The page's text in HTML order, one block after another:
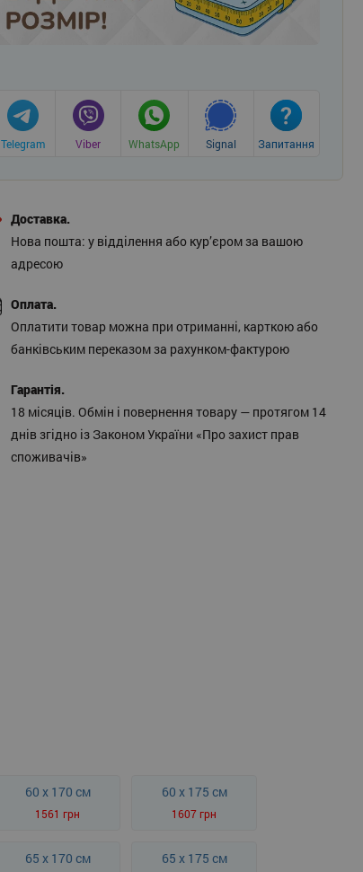
Telegram Viber WhatsApp Signal Запитання
Доставка.
Нова пошта: у відділення або кур’єром за вашою
адресою
Оплата.
Оплатити товар можна при отриманні, карткою або
банківським переказом за рахунком-фактурою
Гарантія.
18 місяців. Обмін і повернення товару — протягом 14
днів згідно із Законом України «Про захист прав
споживачів»
60 x 170 см
1561 грн
60 x 175 см
1607 грн
65 x 170 см 65 x 175 см